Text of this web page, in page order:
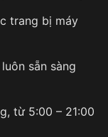
trang bị máy
sẵn sàng
từ 5:00 – 21:00